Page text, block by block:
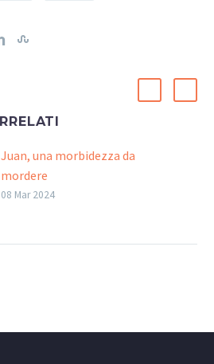
Juan, una morbidezza da
mordere
Semplice e pulita nel
08 Mar 2024